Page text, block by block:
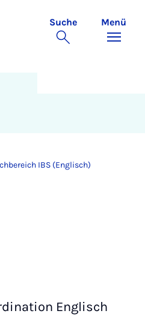
Suche Menü
IBS (Englisch)
Englisch